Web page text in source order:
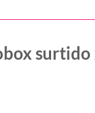
surtido